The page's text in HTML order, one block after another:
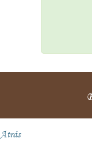
Atrás